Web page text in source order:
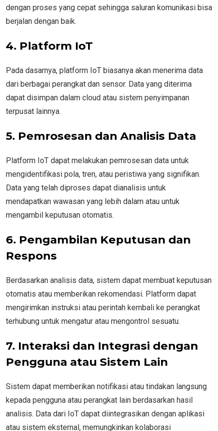
dengan proses yang cepat sehingga saluran komunikasi bisa
berjalan dengan baik.
4. Platform IoT
Pada dasarnya, platform IoT biasanya akan menerima data
dari berbagai perangkat dan sensor. Data yang diterima
dapat disimpan dalam cloud atau sistem penyimpanan
terpusat lainnya.
5. Pemrosesan dan Analisis Data
Platform IoT dapat melakukan pemrosesan data untuk
mengidentifikasi pola, tren, atau peristiwa yang signifikan.
Data yang telah diproses dapat dianalisis untuk
mendapatkan wawasan yang lebih dalam atau untuk
mengambil keputusan otomatis.
6. Pengambilan Keputusan dan
Respons
Berdasarkan analisis data, sistem dapat membuat keputusan
otomatis atau memberikan rekomendasi. Platform dapat
mengirimkan instruksi atau perintah kembali ke perangkat
terhubung untuk mengatur atau mengontrol sesuatu.
7. Interaksi dan Integrasi dengan
Pengguna atau Sistem Lain
Sistem dapat memberikan notifikasi atau tindakan langsung
kepada pengguna atau perangkat lain berdasarkan hasil
analisis. Data dari IoT dapat diintegrasikan dengan aplikasi
atau sistem eksternal, memungkinkan kolaborasi